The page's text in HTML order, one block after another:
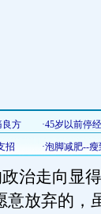
治走向显
意放弃的，